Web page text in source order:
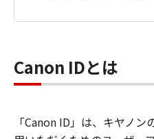
Canon IDとは
「Canon ID」は、キヤノ